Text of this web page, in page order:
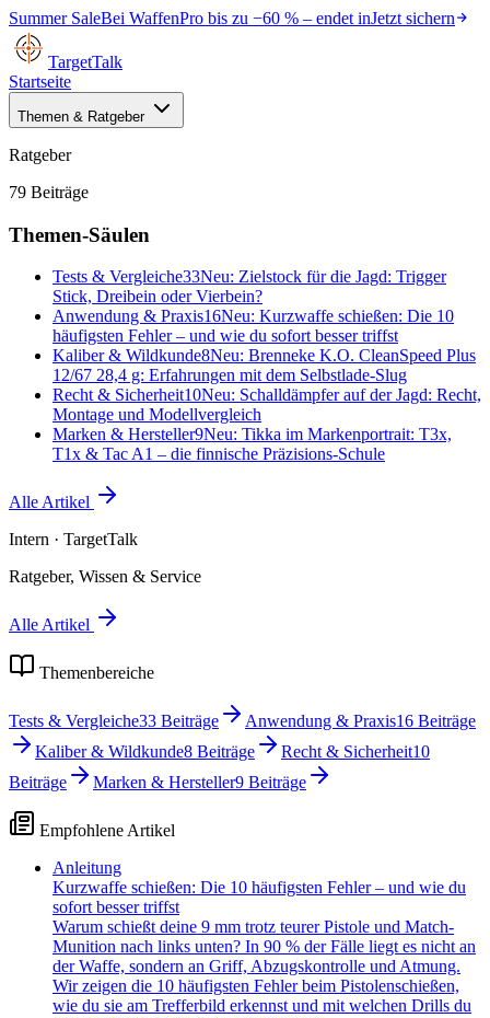
Summer SaleBei WaffenPro bis zu −60 % – endet inJetzt sichern
TargetTalk
Startseite
Themen & Ratgeber
Ratgeber
79 Beiträge
Themen-Säulen
Tests & Vergleiche33Neu: Zielstock für die Jagd: Trigger
Stick, Dreibein oder Vierbein?
Anwendung & Praxis16Neu: Kurzwaffe schießen: Die 10
häufigsten Fehler – und wie du sofort besser triffst
Kaliber & Wildkunde8Neu: Brenneke K.O. CleanSpeed Plus
12/67 28,4 g: Erfahrungen mit dem Selbstlade-Slug
Recht & Sicherheit10Neu: Schalldämpfer auf der Jagd: Recht,
Montage und Modellvergleich
Marken & Hersteller9Neu: Tikka im Markenportrait: T3x,
T1x & Tac A1 – die finnische Präzisions-Schule
Alle Artikel
Intern · TargetTalk
Ratgeber, Wissen & Service
Alle Artikel
Themenbereiche
Tests & Vergleiche33 Beiträge Anwendung & Praxis16 Beiträge
Kaliber & Wildkunde8 Beiträge Recht & Sicherheit10
Beiträge
Marken & Hersteller9 Beiträge
Empfohlene Artikel
Anleitung
Kurzwaffe schießen: Die 10 häufigsten Fehler – und wie du
sofort besser triffst
Warum schießt deine 9 mm trotz teurer Pistole und Match-
Munition nach links unten? In 90 % der Fälle liegt es nicht an
der Waffe, sondern an Griff, Abzugskontrolle und Atmung.
Wir zeigen die 10 häufigsten Fehler beim Pistolenschießen,
wie du sie am Trefferbild erkennst und mit welchen Drills du